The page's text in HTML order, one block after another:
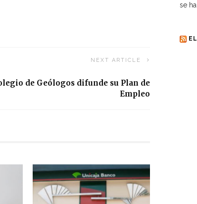
NEXT ARTICLE
de Geólogos difunde su Plan de
Empleo
se